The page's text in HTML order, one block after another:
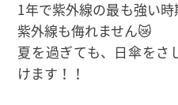
1年で紫外線の最も強い
紫外線も侮れません😿
夏を過ぎても、日傘をさ
けます！！